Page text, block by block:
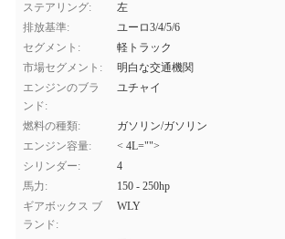
ステアリング:
左
排放基準:
ユーロ3/4/5/6
セグメント:
軽トラック
市場セグメント:
明白な交通機関
エンジンのブラ
ンド:
ユチャイ
燃料の種類:
ガソリン/ガソリン
エンジン容量:
< 4L="">
シリンダー:
4
馬力:
150 - 250hp
ギアボックス ブ
ランド:
WLY